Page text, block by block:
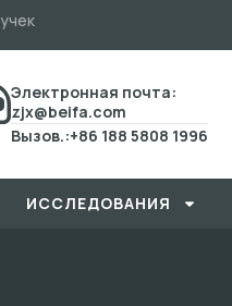
Электронная почта:
zjx@beifa.com
Вызов.:+86 188 5808 1996
ИССЛЕДОВАHИЯ